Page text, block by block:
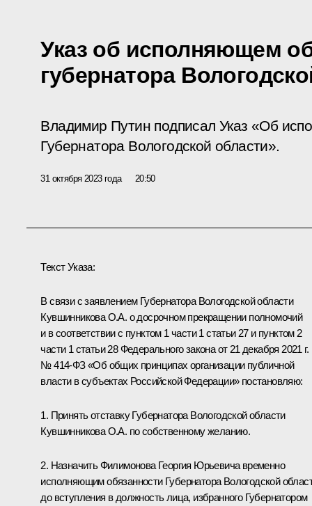
Указ об исполняющем
губернатора
Владимир Путин подписал Указ «Об
Губернатора Вологодской области».
31 октября 2023 года 20:50
Текст Указа:
В связи с заявлением Губернатора Вологодской области
Кувшинникова О.А. о досрочном прекращении полномочий
и в соответствии с пунктом 1 части 1 статьи 27 и пунктом 2
части 1 статьи 28 Федерального закона от 21 декабря 2021 г.
№ 414-ФЗ «Об общих принципах организации публичной
власти в субъектах Российской Федерации» постановляю:
1. Принять отставку Губернатора Вологодской области
Кувшинникова О.А. по собственному желанию.
2. Назначить Филимонова Георгия Юрьевича временно
исполняющим обязанности Губернатора Вологодской
до вступления в должность лица, избранного Губернатором